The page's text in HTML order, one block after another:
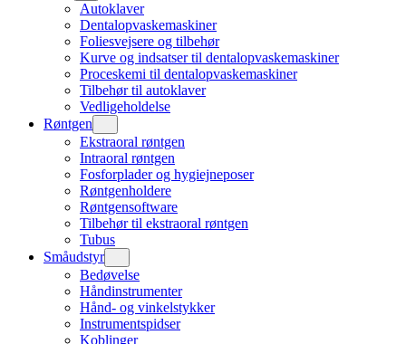
Autoklaver
Dentalopvaskemaskiner
Foliesvejsere og tilbehør
Kurve og indsatser til dentalopvaskemaskiner
Proceskemi til dentalopvaskemaskiner
Tilbehør til autoklaver
Vedligeholdelse
Røntgen
Ekstraoral røntgen
Intraoral røntgen
Fosforplader og hygiejneposer
Røntgenholdere
Røntgensoftware
Tilbehør til ekstraoral røntgen
Tubus
Småudstyr
Bedøvelse
Håndinstrumenter
Hånd- og vinkelstykker
Instrumentspidser
Koblinger